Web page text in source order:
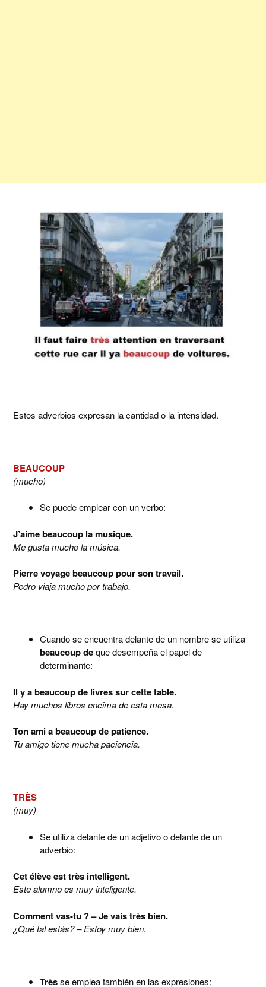
Estos adverbios expresan la cantidad o la intensidad.
BEAUCOUP
(mucho)
Se puede emplear con un verbo:
J’aime beaucoup la musique.
Me gusta mucho la música.
Pierre voyage beaucoup pour son travail.
Pedro viaja mucho por trabajo.
Cuando se encuentra delante de un nombre se utiliza
beaucoup deque desempeña el papel de
determinante:
Il y a beaucoup de livres sur cette table.
Hay muchos libros encima de esta mesa.
Ton ami a beaucoup de patience.
Tu amigo tiene mucha paciencia.
TRÈS
(muy)
Se utiliza delante de un adjetivo o delante de un
adverbio:
Cet élève est très intelligent.
Este alumno es muy inteligente.
Comment vas-tu ? – Je vais très bien.
¿Qué tal estás? – Estoy muy bien.
Trèsse emplea también en las expresiones: